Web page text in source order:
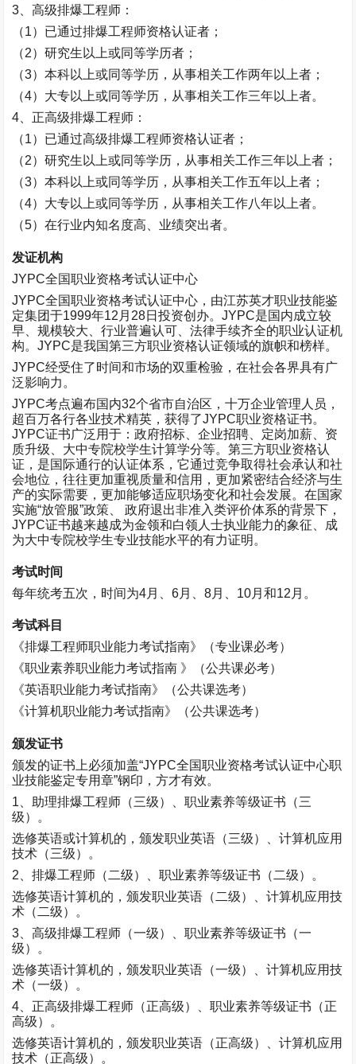
3 、高级排爆工程师：
（1）已通过排爆工程师资格认证者；
（2）研究生以上或同等学历者；
（3）本科以上或同等学历，从事相关工作两年以上者；
（4）大专以上或同等学历，从事相关工作三年以上者。
4 、正高级排爆工程师：
（1）已通过高级排爆工程师资格认证者；
（2）研究生以上或同等学历，从事相关工作三年以上者；
（3）本科以上或同等学历，从事相关工作五年以上者；
（4）大专以上或同等学历，从事相关工作八年以上者。
（5）在行业内知名度高、业绩突出者。
发证机构
JYPC全国职业资格考试认证中心
JYPC全国职业资格考试认证中心，由江苏英才职业技能鉴
定集团于1999年12 月 28日投资创办。JYPC是国内成立较
早、规模较大、行业普遍认可、法律手续齐全的职业认证机
构。JYPC是我国第三方职业资格认证领域的旗帜和榜样。
JYPC经受住了时间和市场的双重检验，在社会各界具有广
泛影响力。
JYPC考点遍布国内32个省市自治区，十万企业管理人员，
超百万各行各业技术精英，获得了JYPC职业资格证书。
JYPC证书广泛用于：政府招标、企业招聘、定岗加薪、资
质升级、大中专院校学生计算学分等。第三方职业资格认
证，是国际通行的认证体系，它通过竞争取得社会承认和社
会地位，往往更加重视质量和信用，更加紧密结合经济与生
产的实际需要，更加能够适应职场变化和社会发展。在国家
实施“放管服”政策、 政府退出非准入类评价体系的背景下，
JYPC证书越来越成为金领和白领人士执业能力的象征、成
为大中专院校学生专业技能水平的有力证明。
考试时间
每年统考五次，时间为4月、6月、8月、 10月和12 月。
考试科目
《排爆工程师职业能力考试指南》（专业课必考）
《职业素养职业能力考试指南 》（公共课必考）
《英语职业能力考试指南》（公共课选考）
《计算机职业能力考试指南》（公共课选考）
颁发证书
颁发的证书上必须加盖“JYPC全国职业资格考试认证中心职
业技能鉴定专用章”钢印，方才有效。
1 、助理排爆工程师（三级）、职业素养等级证书（三
级）。
选修英语或计算机的，颁发职业英语（三级）、计算机应用
技术（三级）。
2 、排爆工程师（二级）、职业素养等级证书（二级）。
选修英语计算机的，颁发职业英语（二级）、计算机应用技
术（二级）。
3 、高级排爆工程师（一级）、职业素养等级证书（一
级）。
选修英语计算机的，颁发职业英语（一级）、计算机应用技
术（一级）。
4 、正高级排爆工程师（正高级）、职业素养等级证书（正
高级）。
选修英语计算机的，颁发职业英语（正高级）、计算机应用
技术（正高级）。